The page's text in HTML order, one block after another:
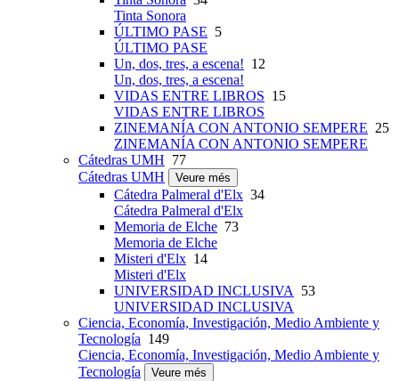
Tinta Sonora
ÚLTIMO PASE 5
ÚLTIMO PASE
Un, dos, tres, a escena! 12
Un, dos, tres, a escena!
VIDAS ENTRE LIBROS 15
VIDAS ENTRE LIBROS
ZINEMANÍA CON ANTONIO SEMPERE 25
ZINEMANÍA CON ANTONIO SEMPERE
Cátedras UMH 77
Cátedras UMH
Veure més
Cátedra Palmeral d'Elx 34
Cátedra Palmeral d'Elx
Memoria de Elche 73
Memoria de Elche
Misteri d'Elx 14
Misteri d'Elx
UNIVERSIDAD INCLUSIVA 53
UNIVERSIDAD INCLUSIVA
Ciencia, Economía, Investigación, Medio Ambiente y
Tecnología 149
Ciencia, Economía, Investigación, Medio Ambiente y
Tecnología
Veure més